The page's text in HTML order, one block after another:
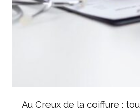
Au Creux de la coiffure :